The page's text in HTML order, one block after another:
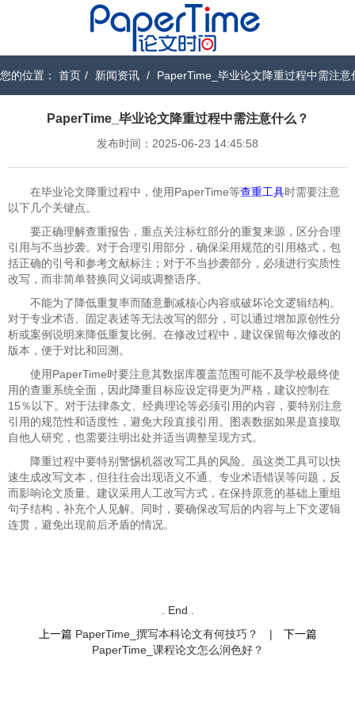
您的位置： 首页 / 新闻资讯 / PaperTime_毕业论文降重过程中需注意
PaperTime_毕业论文降重过程中需注意什么？
发布时间：2025-06-23 14:45:58
在毕业论文降重过程中，使用PaperTime等查重工具时需要注意
以下几个关键点。
要正确理解查重报告，重点关注标红部分的重复来源，区分合理
引用与不当抄袭。对于合理引用部分，确保采用规范的引用格式，包
括正确的引号和参考文献标注；对于不当抄袭部分，必须进行实质性
改写，而非简单替换同义词或调整语序。
不能为了降低重复率而随意删减核心内容或破坏论文逻辑结构。
对于专业术语、固定表述等无法改写的部分，可以通过增加原创性分
析或案例说明来降低重复比例。在修改过程中，建议保留每次修改的
版本，便于对比和回溯。
使用PaperTime时要注意其数据库覆盖范围可能不及学校最终使
用的查重系统全面，因此降重目标应设定得更为严格，建议控制在
15％以下。对于法律条文、经典理论等必须引用的内容，要特别注意
引用的规范性和适度性，避免大段直接引用。图表数据如果是直接取
自他人研究，也需要注明出处并适当调整呈现方式。
降重过程中要特别警惕机器改写工具的风险。虽这类工具可以快
速生成改写文本，但往往会出现语义不通、专业术语错误等问题，反
而影响论文质量。建议采用人工改写方式，在保持原意的基础上重组
句子结构，补充个人见解。同时，要确保改写后的内容与上下文逻辑
连贯，避免出现前后矛盾的情况。
. End .
上一篇 PaperTime_撰写本科论文有何技巧？ |
下一篇
PaperTime_课程论文怎么润色好？